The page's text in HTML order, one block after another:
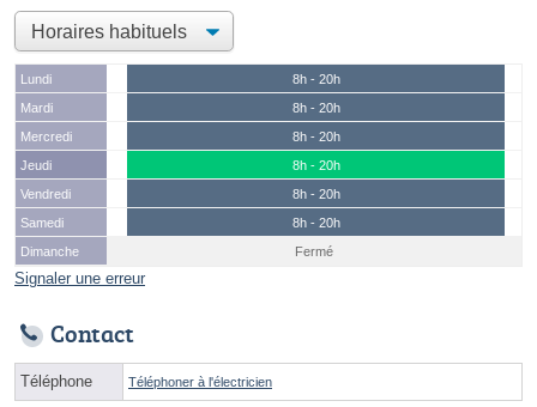
Lundi
8h - 20h
Mardi
8h - 20h
Mercredi
8h - 20h
Jeudi
8h - 20h
Vendredi
8h - 20h
Samedi
8h - 20h
Dimanche
Fermé
Signaler une erreur
Contact
Téléphone Téléphoner à l'électricien